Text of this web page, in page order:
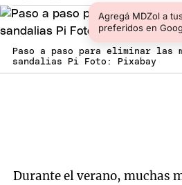
Agregá MDZol a
preferidos en
Paso a paso para eliminar las
sandalias Pi Foto: Pixabay
Durante el verano, muchas